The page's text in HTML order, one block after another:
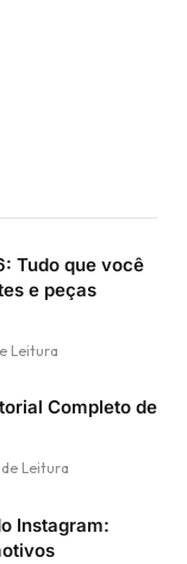
Tudo que você
e peças
Leitura
Completo de
Leitura
Instagram: